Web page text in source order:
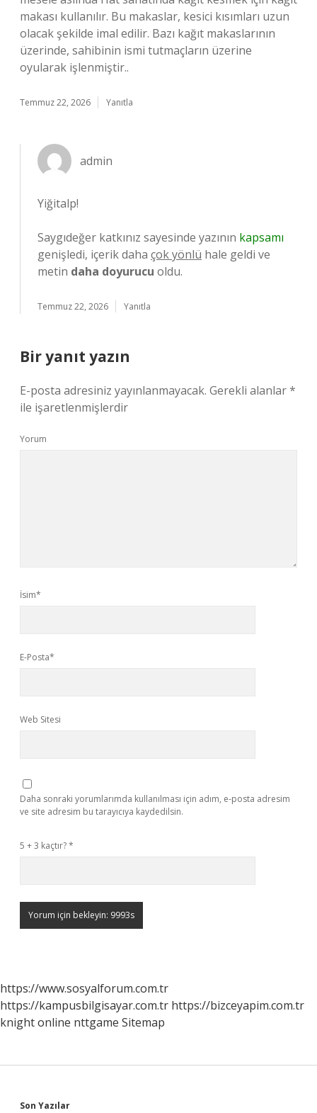
makası kullanılır. Bu makaslar, kesici kısımları uzun
olacak şekilde imal edilir. Bazı kağıt makaslarının
üzerinde, sahibinin ismi tutmaçların üzerine
oyularak işlenmiştir..
Temmuz 22, 2026 Yanıtla
admin
Yiğitalp!
Saygıdeğer katkınız sayesinde yazının kapsamı
genişledi, içerik daha çok yönlü hale geldi ve
metin daha doyurucu oldu.
Temmuz 22, 2026 Yanıtla
Bir yanıt yazın
E-posta adresiniz yayınlanmayacak. Gerekli alanlar*
ile işaretlenmişlerdir
Yorum
İsim*
E-Posta*
Web Sitesi
Daha sonraki yorumlarımda kullanılması için adım, e-posta adresim
ve site adresim bu tarayıcıya kaydedilsin.
5 + 3 kaçtır?*
https://www.sosyalforum.com.tr
https://kampusbilgisayar.com.tr https://bizceyapim.com.tr
knight online nttgame Sitemap
Son Yazılar